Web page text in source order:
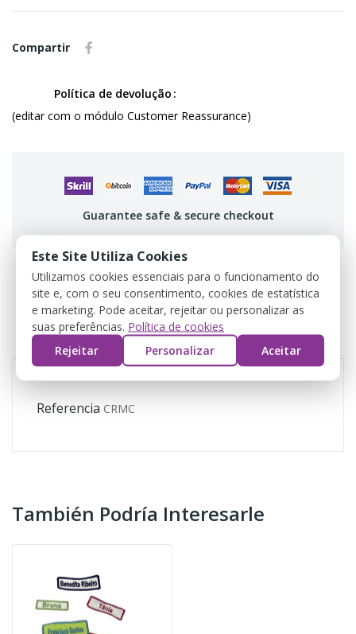
Compartir
Política de devolução
(editar com o módulo Customer Reassurance)
Guarantee safe & secure checkout
DETALLES DEL PRODUCTO
REVIEWS
Referencia CRMC
También Podría Interesarle
Este Site Utiliza Cookies
Utilizamos cookies essenciais para o funcionamento do
site e, com o seu consentimento, cookies de estatística
e marketing. Pode aceitar, rejeitar ou personalizar as
suas preferências. Política de cookies
Rejeitar
Personalizar Aceitar